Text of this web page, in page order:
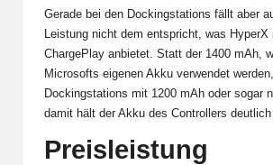
Gerade bei den Dockingstations fällt aber
Leistung nicht dem entspricht, was HyperX
ChargePlay anbietet. Statt der 1400 mAh,
Microsofts eigenen Akku verwendet
Dockingstations mit 1200 mAh oder sogar
damit hält der Akku des Controllers deutlich
Preisleistung